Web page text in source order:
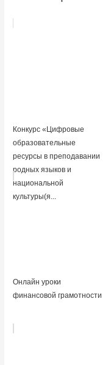
Конкурс «Цифровые
образовательные
ресурсы в преподавании
родных языков и
национальной
культуры(я...
Онлайн уроки
финансовой грамотности